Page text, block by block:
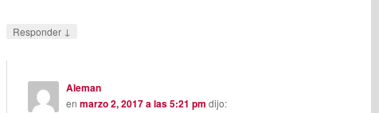
Responder ↓
Aleman
enmarzo 2, 2017 a las 5:21 pm dijo: